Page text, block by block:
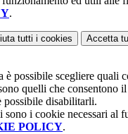
.
tutti i cookies Accetta
è possibile scegliere quali
quelli che consentono
possibile disabilitarli.
sono i cookie necessari al
POLICY.